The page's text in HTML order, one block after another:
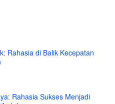
Rahasia di Balik Kecepatan
Rahasia Sukses Menjadi